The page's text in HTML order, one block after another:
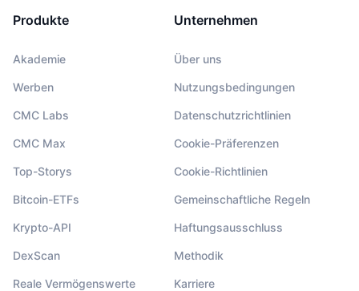
Produkte
Akademie
Werben
CMC Labs
CMC Max
Top-Storys
Bitcoin-ETFs
Krypto-API
DexScan
Reale Vermögenswerte
Unternehmen
Über uns
Nutzungsbedingungen
Datenschutzrichtlinien
Cookie-Präferenzen
Cookie-Richtlinien
Gemeinschaftliche Regeln
Haftungsausschluss
Methodik
Karriere